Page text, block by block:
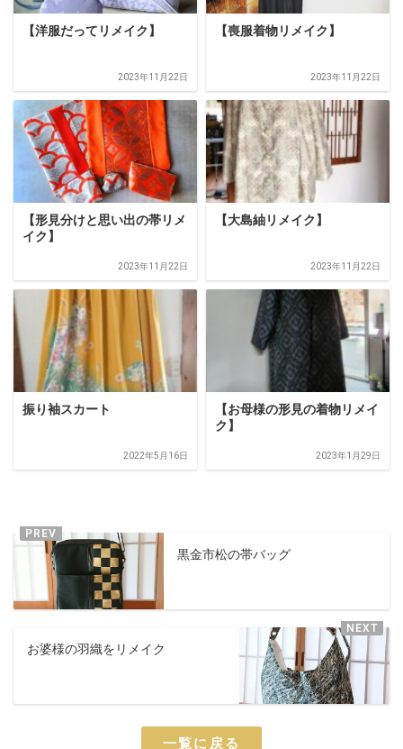
【洋服だってリメイク】
2023年11月22日
【喪服着物リメイク】
2023年11月22日
【形見分けと思い出の帯リメ
イク】
2023年11月22日
【大島紬リメイク】
2023年11月22日
振り袖スカート
2022年5月16日
【お母様の形見の着物リメイ
ク】
2023年1月29日
黒金市松の帯バッグ
お婆様の羽織をリメイク
一覧に戻る